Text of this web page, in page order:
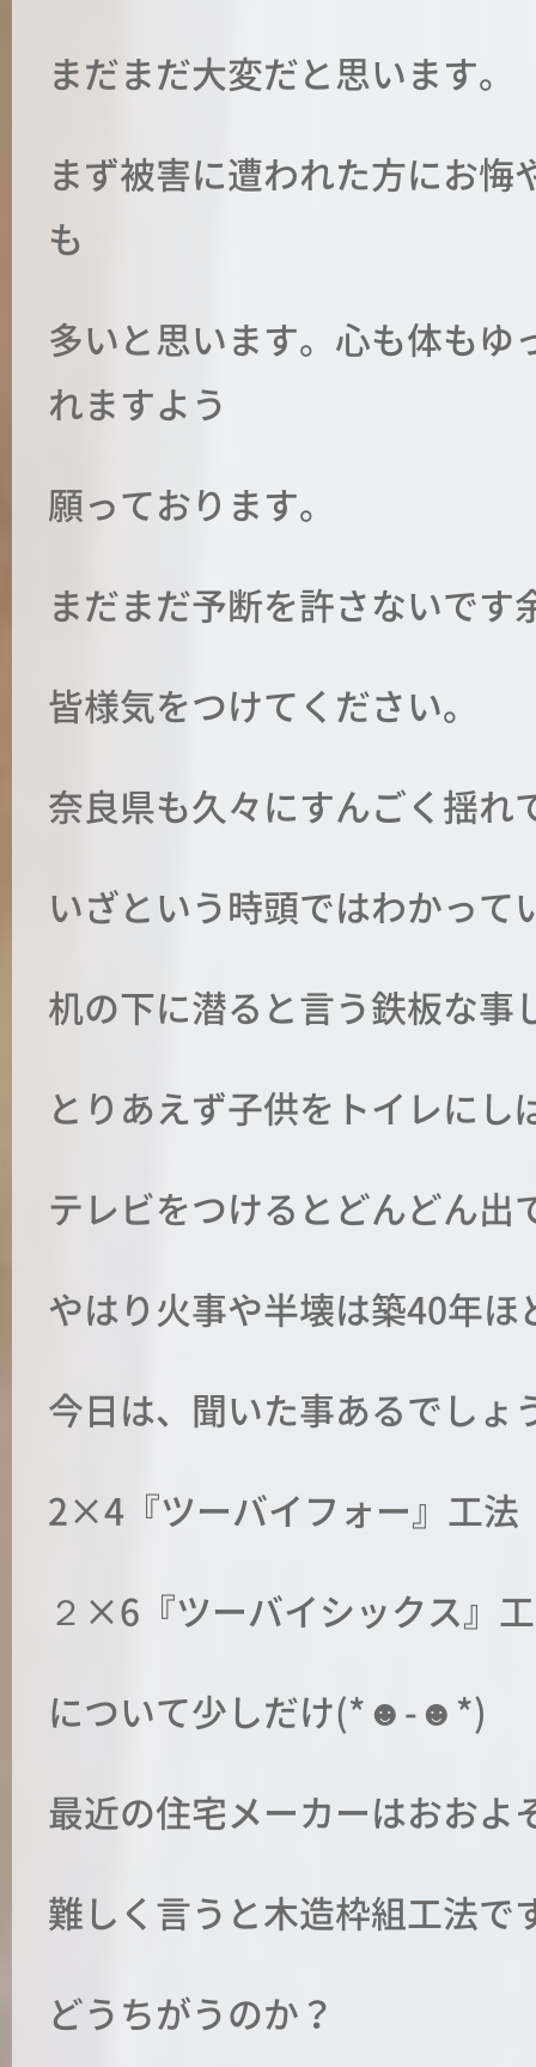
まだまだ大変だと思います。
まず被害に遭われた方にお
も
多いと思います。心も体も
れますよう
願っております。
まだまだ予断を許さないです
皆様気をつけてください。
奈良県も久々にすんごく揺
いざという時頭ではわかっ
机の下に潜ると言う鉄板な事
とりあえず子供をトイレに
テレビをつけるとどんどん出
やはり火事や半壊は築40年
今日は、聞いた事あるでしょ
2×4『ツーバイフォー』工法
２×6『ツーバイシックス』
について少しだけ(*☻-☻*)
最近の住宅メーカーはおお
難しく言うと木造枠組工法で
どうちがうのか？